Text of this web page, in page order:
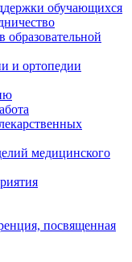
обучающихся
образовательной
и ортопедии
медицинского
посвященная